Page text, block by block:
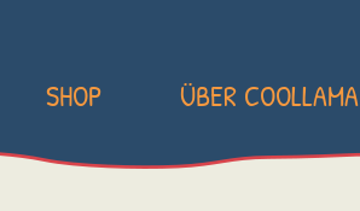
SHOP ÜBER COOLLAMA